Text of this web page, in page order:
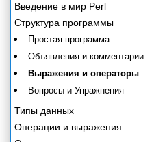
Введение в мир Perl
Структура программы
Простая программа
Объявления и комментарии
Выражения и операторы
Вопросы и Упражнения
Типы данных
Операции и выражения